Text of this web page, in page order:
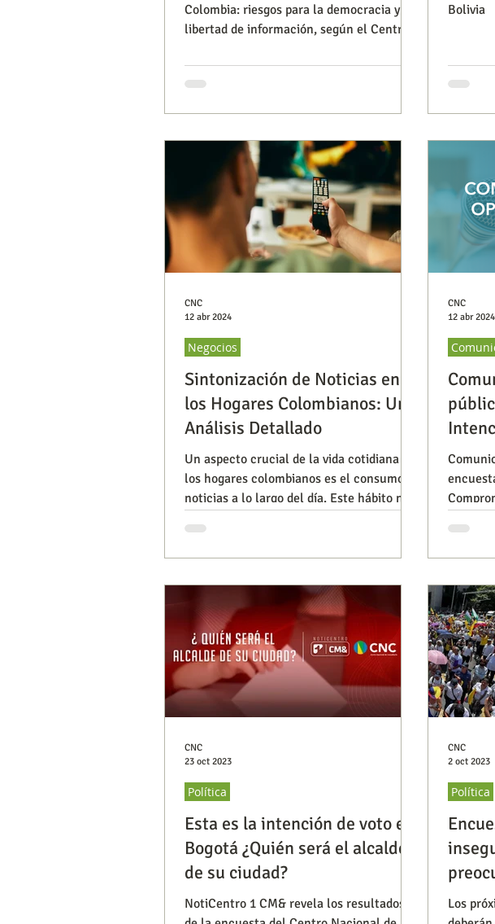
Colombia: riesgos para la democracia y la
libertad de información, según el Centro
Bolivia
Sintonización de Noticias en
los Hogares Colombianos: Un
Análisis Detallado
Un aspecto crucial de la vida cotidiana de
los hogares colombianos es el consumo de
noticias a lo largo del día. Este hábito no
Negocios
CNC
12 abr 2024
CNC
12 abr 2024
Esta es la intención de voto en
Bogotá ¿Quién será el alcalde
de su ciudad?
NotiCentro 1 CM& revela los resultados
Política
CNC
23 oct 2023
Los
Política
CNC
2 oct 2023